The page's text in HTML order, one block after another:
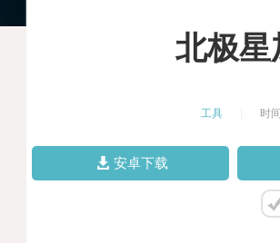
北极
工具 时
安卓下载